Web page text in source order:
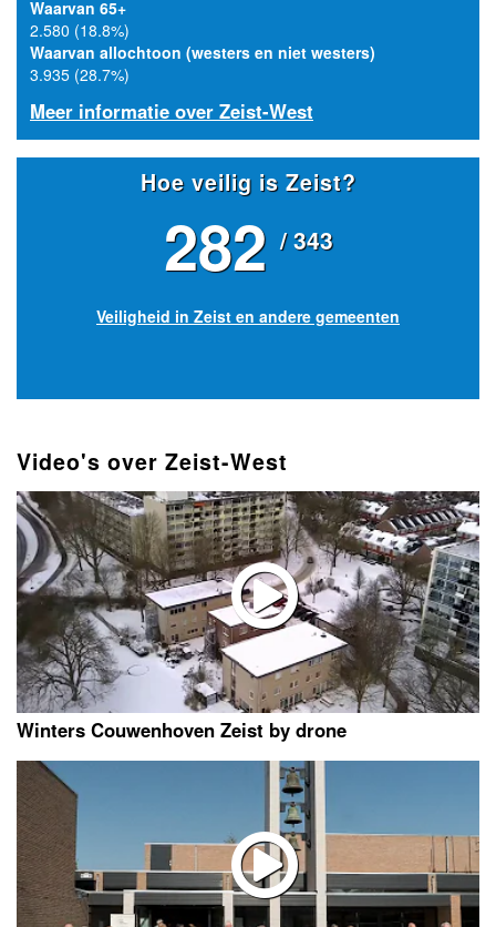
Waarvan 65+
2.580 (18.8%)
Waarvan allochtoon (westers en niet westers)
3.935 (28.7%)
Meer informatie over Zeist-West
Hoe veilig is Zeist?
282 / 343
Veiligheid in Zeist en andere gemeenten
Video's over Zeist-West
Winters Couwenhoven Zeist by drone